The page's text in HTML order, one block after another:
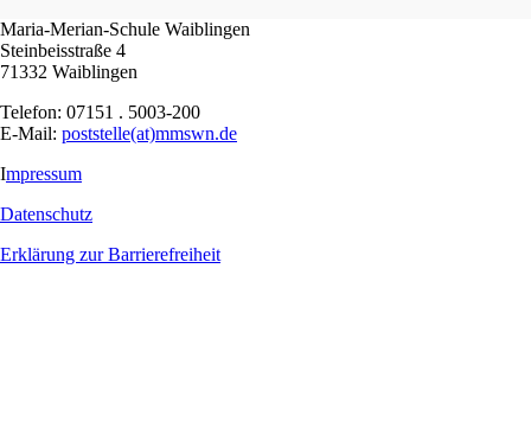
Maria-Merian-Schule Waiblingen
Steinbeisstraße 4
71332 Waiblingen
Telefon: 07151 . 5003-200
E-Mail: poststelle(at)mmswn.de
Impressum
Datenschutz
Erklärung zur Barrierefreiheit